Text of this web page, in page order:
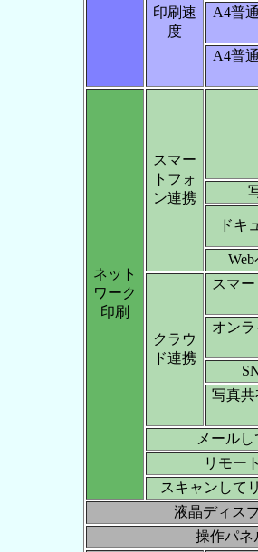
印刷速
度
A4普
A4普
ネット
ワーク
印刷
スマー
トフォ
ン連携
ドキ
クラウ
ド連携
スマ
オン
写真
メール
リモー
スキャンして
液晶ディス
操作パネ